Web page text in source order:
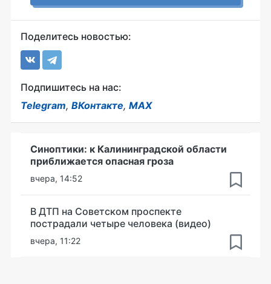
Поделитесь новостью:
Подпишитесь на нас:
Telegram, ВКонтакте, MAX
Синоптики: к Калининградской области
приближается опасная гроза
вчера, 14:52
В ДТП на Советском проспекте
пострадали четыре человека (видео)
вчера, 11:22